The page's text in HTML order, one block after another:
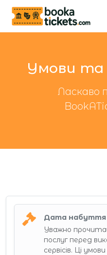
Умови та
Ласкаво
Дата набуття
Уважно
послуг перед
сервісів. Ці